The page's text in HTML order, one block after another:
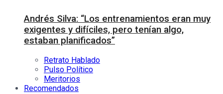
Andrés Silva: “Los entrenamientos eran muy
exigentes y difíciles, pero tenían algo,
estaban planificados”
Retrato Hablado
Pulso Político
Meritorios
Recomendados